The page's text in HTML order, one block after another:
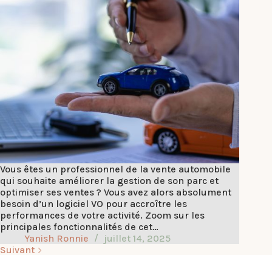
Vous êtes un professionnel de la vente automobile
qui souhaite améliorer la gestion de son parc et
optimiser ses ventes ? Vous avez alors absolument
besoin d’un logiciel VO pour accroître les
performances de votre activité. Zoom sur les
principales fonctionnalités de cet…
Yanish Ronnie
juillet 14, 2025
Suivant